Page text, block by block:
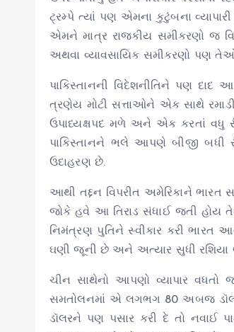
ટ્રમ્પે ત્યાં પણ એમના કુટુંબના
એમને માત્ર રાજકીય સમીકરણો જ
અથવા વ્યાવસાયિક સમીકરણો પણ તેઓ
પાકિસ્તાનની વિદેશનીતિને પણ
ત્રણેય મોટી સત્તાઓને એક સાથે
ઉપાધ્યક્ષપદ મળે અને એક કરતાં વધુ
પાકિસ્તાનને ભલે આપણે બીજી બધી
ઉદાહરણ છે.
આથી તદ્દન વિપરીત અમેરિકાને ભારત
જોકે હવે આ તિરાડ સંધાઈ જતી હોય
નિમંત્રણ પુતિને સ્વીકાર કરી ભારત
ઘણી જૂની છે અને અત્યાર સુધી રશિયા
ચીન સાથેનો આપણો વ્યાપાર વધતો
સમતોલનમાં એ લગભગ 80 અબજ
ડૉલરને પણ પસાર કરી દે તો નવાઈ